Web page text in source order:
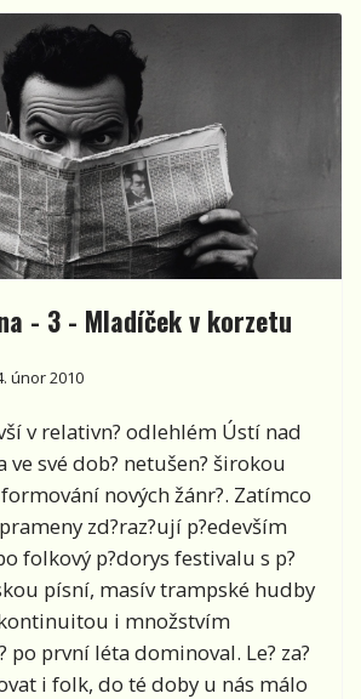
- 3 - Mladíček v korzetu
únor 2010
v relativn? odlehlém Ústí nad
ve své dob? netušen? širokou
nových žánr?. Zatímco
zd?raz?ují p?edevším
folkový p?dorys festivalu s p?
písní, masív trampské hudby
i množstvím
po první léta dominoval. Le? za?
i folk, do té doby u nás málo